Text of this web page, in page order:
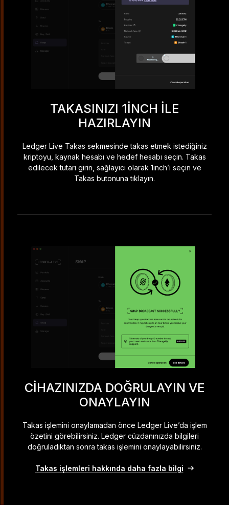
TAKASINIZI 1INCH ILE
HAZIRLAYIN
Ledger Live Takas sekmesinde takas etmek istediğiniz
kriptoyu, kaynak hesabı ve hedef hesabı seçin. Takas
edilecek tutarı girin, sağlayıcı olarak 1inch’i seçin ve
Takas butonuna tıklayın.
CIHAZINIZDA DOĞRULAYIN VE
ONAYLAYIN
Takas işlemini onaylamadan önce Ledger Live’da işlem
özetini görebilirsiniz. Ledger cüzdanınızda bilgileri
doğruladıktan sonra takas işlemini onaylayabilirsiniz.
Takas işlemleri hakkında daha fazla bilgi